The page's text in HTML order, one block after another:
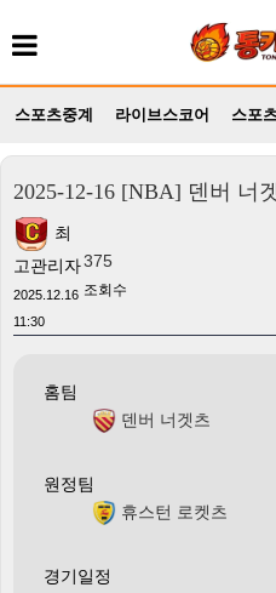
스포츠중계 라이브스코어 스포
2025-12-16 [NBA] 덴버 너
최
고관리자
2025.12.16
11:30
375
조회수
홈팀
덴버 너겟츠
원정팀
휴스턴 로켓츠
경기일정